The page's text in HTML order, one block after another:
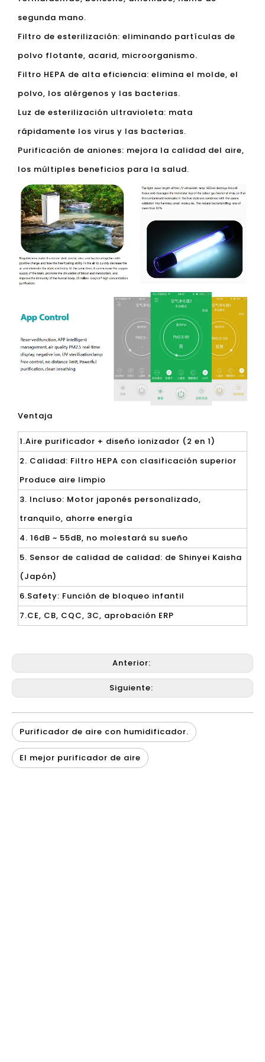
segunda mano.
Filtro de esterilización: eliminando partículas de
polvo flotante, acarid, microorganismo.
Filtro HEPA de alta eficiencia: elimina el molde, el
polvo, los alérgenos y las bacterias.
Luz de esterilización ultravioleta: mata
rápidamente los virus y las bacterias.
Purificación de aniones: mejora la calidad del aire,
los múltiples beneficios para la salud.
Ventaja
1.Aire purificador + diseño ionizador (2 en 1)
2. Calidad: Filtro HEPA con clasificación superior
Produce aire limpio
3. Incluso: Motor japonés personalizado,
tranquilo, ahorre energía
4. 16dB ~ 55dB, no molestará su sueño
5. Sensor de calidad de calidad: de Shinyei Kaisha
(Japón)
6.Safety: Función de bloqueo infantil
7.CE, CB, CQC, 3C, aprobación ERP
Anterior:
Siguiente:
Purificador de aire con humidificador.
El mejor purificador de aire